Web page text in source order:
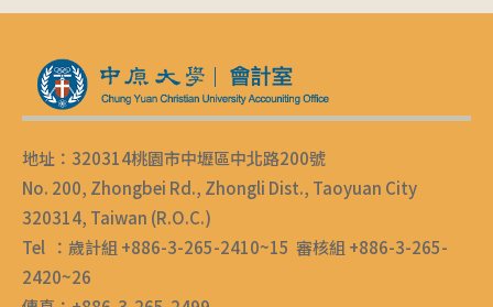
地址：320314桃園市中壢區中北路200號
No. 200, Zhongbei Rd., Zhongli Dist., Taoyuan City
320314, Taiwan (R.O.C.)
Tel ：歲計組 +886-3-265-2410~15 審核組 +886-3-265-
2420~26